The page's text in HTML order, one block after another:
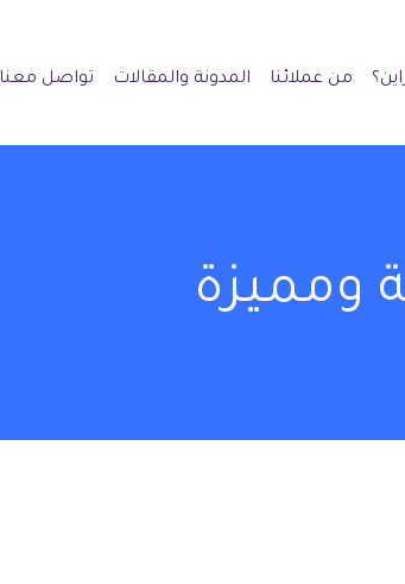
من عملائنا المدونة والمقالات تواصل معنا
ومميزة